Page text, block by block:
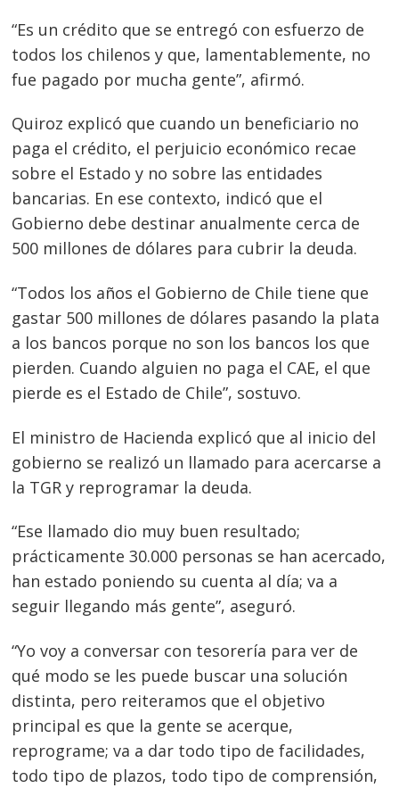
“Es un crédito que se entregó con esfuerzo de
todos los chilenos y que, lamentablemente, no
fue pagado por mucha gente”, afirmó.
Quiroz explicó que cuando un beneficiario no
paga el crédito, el perjuicio económico recae
sobre el Estado y no sobre las entidades
bancarias. En ese contexto, indicó que el
Gobierno debe destinar anualmente cerca de
500 millones de dólares para cubrir la deuda.
“Todos los años el Gobierno de Chile tiene que
gastar 500 millones de dólares pasando la plata
a los bancos porque no son los bancos los que
pierden. Cuando alguien no paga el CAE, el que
pierde es el Estado de Chile”, sostuvo.
El ministro de Hacienda explicó que al inicio del
gobierno se realizó un llamado para acercarse a
la TGR y reprogramar la deuda.
“Ese llamado dio muy buen resultado;
prácticamente 30.000 personas se han acercado,
han estado poniendo su cuenta al día; va a
seguir llegando más gente”, aseguró.
“Yo voy a conversar con tesorería para ver de
qué modo se les puede buscar una solución
distinta, pero reiteramos que el objetivo
principal es que la gente se acerque,
reprograme; va a dar todo tipo de facilidades,
todo tipo de plazos, todo tipo de comprensión,
Navegación
de
entradas